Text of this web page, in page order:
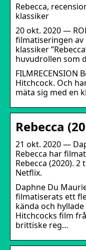
Rebecca,
klassiker
20 okt. 2020 —
filmatiseringen
klassiker
huvudrollen som
FILMRECENSION
Hitchcock. Och
mäta sig med en
Rebecca
21 okt. 2020 —
Rebecca har
Rebecca (2020).
Netflix.
Daphne Du
filmatiserats ett
kända och
Hitchcocks film
brittiske reg…